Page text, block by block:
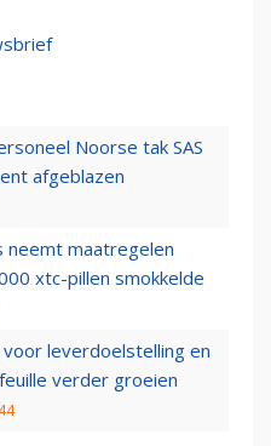
Noorse tak SAS
afgeblazen
neemt maatregelen
xtc-pillen smokkelde
leverdoelstelling en
verder groeien